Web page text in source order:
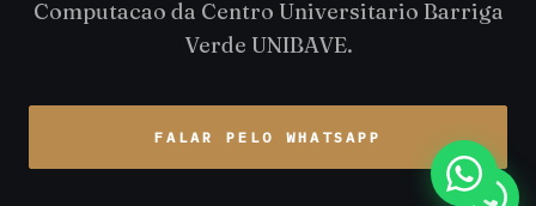
Computacao da Centro Universitario Barriga
Verde UNIBAVE.
FALAR PELO WHATSAPP